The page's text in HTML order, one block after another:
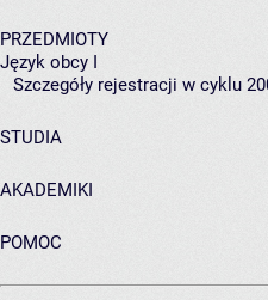
PRZEDMIOTY
Język obcy I
Szczegóły rejestracji w cyklu
STUDIA
AKADEMIKI
POMOC